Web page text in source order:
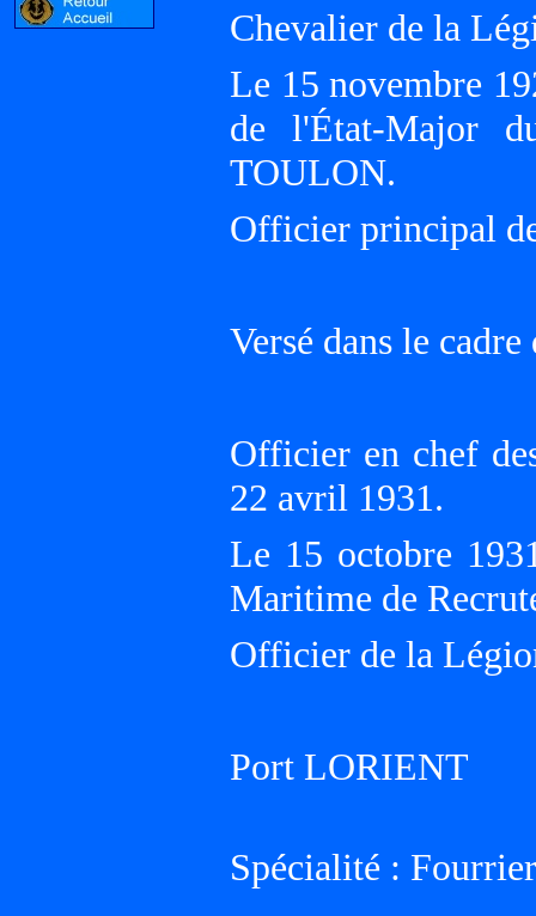
Chevalier de la
Le 15 novembre
de l'État-Major
TOULON.
Officier principal
Versé dans le
Officier en chef
22 avril 1931.
Le 15 octobre
Maritime de
Officier de la
Port LORIENT
Spécialité :